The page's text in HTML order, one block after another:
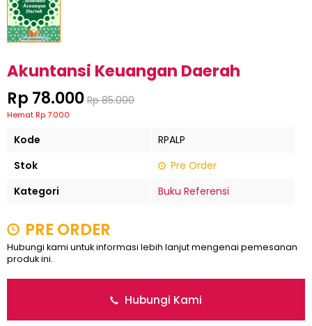
Akuntansi Keuangan Daerah
Rp 78.000 Rp 85.000
Hemat Rp 7.000
Kode
RPALP
Stok
Pre Order
Kategori
Buku Referensi
PRE ORDER
Hubungi kami untuk informasi lebih lanjut mengenai pemesanan
produk ini.
Hubungi Kami